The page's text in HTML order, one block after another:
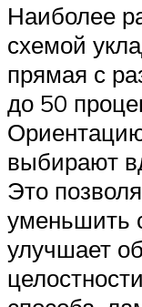
Наиболее
схемой
прямая с
до 50
выбирают
Это
уменьшить
улучшает